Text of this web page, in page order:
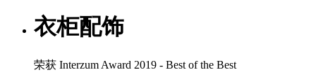
衣柜配饰
荣获 Interzum Award 2019 - Best of the Best